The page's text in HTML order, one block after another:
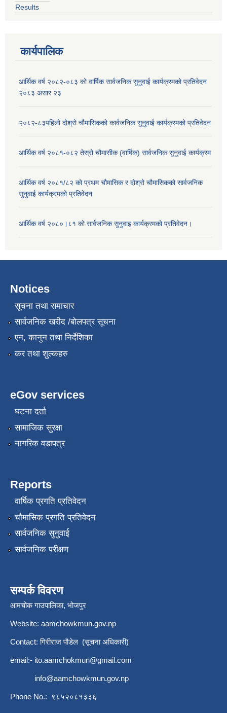
Results
कार्यपालिक
आर्थिक वर्ष २०८२-०८३ को वार्षिक सार्वजनिक सुनुवाई कार्यक्रमको प्रतिवेदन
२०८३ असार २३
२०८२-८३पहिलो दोश्रो चौमासिकको कार्वजनिक सुनुवाई कार्यक्रमको प्रतिवेदन
आर्थिक वर्ष २०८१-०८२ तेस्रो चौमासीक (वार्षिक) सार्वजनिक सुनुवाई कार्यक्रम
आर्थिक वर्ष २०८१/८२ को प्रथम चौमासिक र दोश्रो चौमासिकको सार्वजनिक
सुनुवाई कार्यक्रमको प्रतिवेदन
आर्थिक वर्ष २०८०।८१ को सार्वजनिक सुनुवाइ कार्यक्रमको प्रतिवेदन।
Notices
सूचना तथा समाचार
सार्वजनिक खरीद /बोलपत्र सूचना
एन, कानुन तथा निर्देशिका
कर तथा शुल्कहरु
eGov services
घटना दर्ता
सामाजिक सुरक्षा
नागरिक वडापत्र
Reports
वार्षिक प्रगति प्रतिवेदन
चौमासिक प्रगति प्रतिवेदन
सार्वजनिक सुनुवाई
सार्वजनिक परीक्षण
सम्पर्क विवरण
आमचोक गाउपालिका, भोजपुर
Website: aamchowkmun.gov.np
Contact: गिरीराज पौडेल (सूचना अधिकारी)
email:- ito.aamchokmun@gmail.com
info@aamchowkmun.gov.np
Phone No.: ९८५२०८१३३६